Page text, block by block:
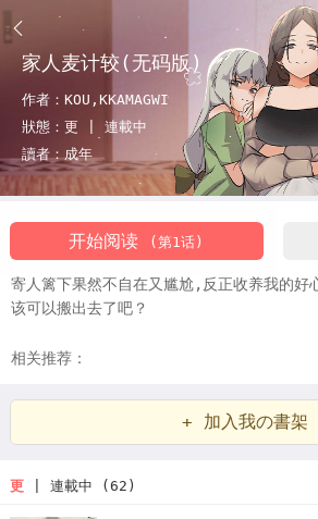
家人麦计较(无码版)
作者： KOU,KKAMAGWI
狀態： 更 | 連載中
讀者：成年
开始阅读 (第1话)
寄人篱下果然不自在又尴尬,反正收养我的好
该可以搬出去了吧？
相关推荐：
+ 加入我の書架
更| 連載中 (62)